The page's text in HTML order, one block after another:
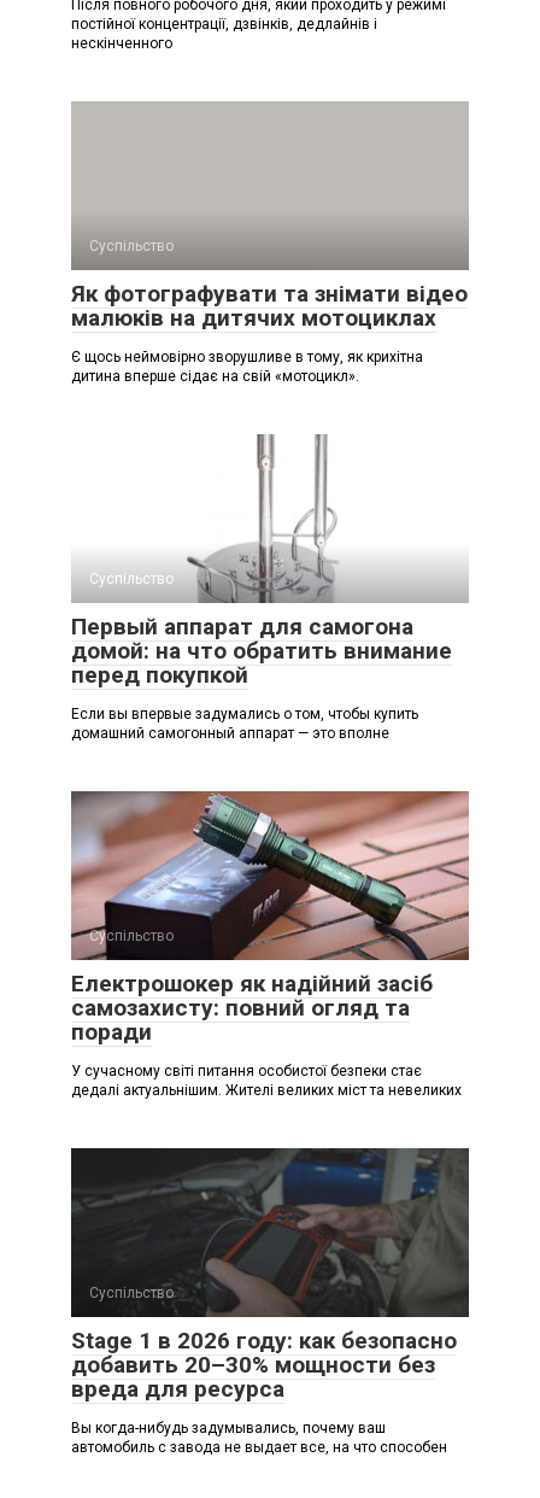
Після повного робочого дня, який проходить у режимі
постійної концентрації, дзвінків, дедлайнів і
нескінченного
Суспільство
Як фотографувати та знімати відео
малюків на дитячих мотоциклах
Є щось неймовірно зворушливе в тому, як крихітна
дитина вперше сідає на свій «мотоцикл».
Суспільство
Первый аппарат для самогона
домой: на что обратить внимание
перед покупкой
Если вы впервые задумались о том, чтобы купить
домашний самогонный аппарат — это вполне
Суспільство
Електрошокер як надійний засіб
самозахисту: повний огляд та
поради
У сучасному світі питання особистої безпеки стає
дедалі актуальнішим. Жителі великих міст та невеликих
Суспільство
Stage 1 в 2026 году: как безопасно
добавить 20–30% мощности без
вреда для ресурса
Вы когда-нибудь задумывались, почему ваш
автомобиль с завода не выдает все, на что способен